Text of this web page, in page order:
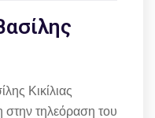
Κικίλιας
τηλεόραση του